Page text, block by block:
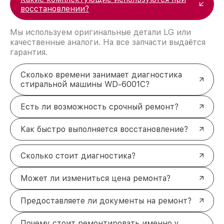
восстановлении?
Мы используем оригинальные детали LG или
качественные аналоги. На все запчасти выдаётся
гарантия.
Сколько времени занимает диагностика
стиральной машины WD-6001C?
Есть ли возможность срочный ремонт?
Как быстро выполняется восстановление?
Сколько стоит диагностика?
Может ли измениться цена ремонта?
Предоставляете ли документы на ремонт?